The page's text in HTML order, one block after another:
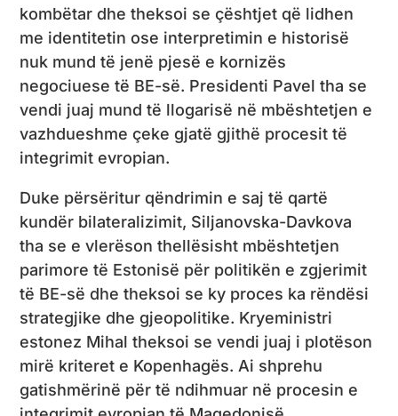
kombëtar dhe theksoi se çështjet që lidhen
me identitetin ose interpretimin e historisë
nuk mund të jenë pjesë e kornizës
negociuese të BE-së. Presidenti Pavel tha se
vendi juaj mund të llogarisë në mbështetjen e
vazhdueshme çeke gjatë gjithë procesit të
integrimit evropian.
Duke përsëritur qëndrimin e saj të qartë
kundër bilateralizimit, Siljanovska-Davkova
tha se e vlerëson thellësisht mbështetjen
parimore të Estonisë për politikën e zgjerimit
të BE-së dhe theksoi se ky proces ka rëndësi
strategjike dhe gjeopolitike. Kryeministri
estonez Mihal theksoi se vendi juaj i plotëson
mirë kriteret e Kopenhagës. Ai shprehu
gatishmërinë për të ndihmuar në procesin e